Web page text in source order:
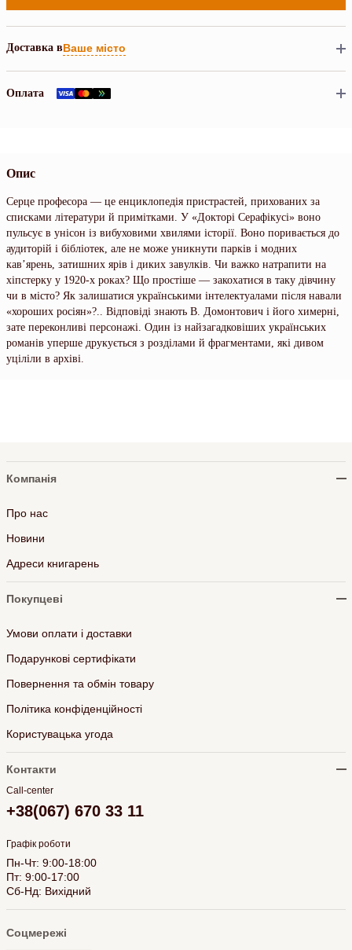
Доставка вВаше місто
Оплата
Опис
Серце професора — це енциклопедія пристрастей, прихованих за
списками літератури й примітками. У «Докторі Серафікусі» воно
пульсує в унісон із вибуховими хвилями історії. Воно поривається до
аудиторій і бібліотек, але не може уникнути парків і модних
кав’ярень, затишних ярів і диких завулків. Чи важко натрапити на
хіпстерку у 1920-х роках? Що простіше — закохатися в таку дівчину
чи в місто? Як залишатися українськими інтелектуалами після навали
«хороших росіян»?.. Відповіді знають В. Домонтович і його химерні,
зате переконливі персонажі. Один із найзагадковіших українських
романів уперше друкується з розділами й фрагментами, які дивом
уціліли в архіві.
Компанія
Про нас
Новини
Адреси книгарень
Покупцеві
Умови оплати і доставки
Подарункові сертифікати
Повернення та обмін товару
Політика конфіденційності
Користувацька угода
Контакти
Call-center
+38(067) 670 33 11
Графік роботи
Пн-Чт: 9:00-18:00
Пт: 9:00-17:00
Сб-Нд: Вихідний
Соцмережі